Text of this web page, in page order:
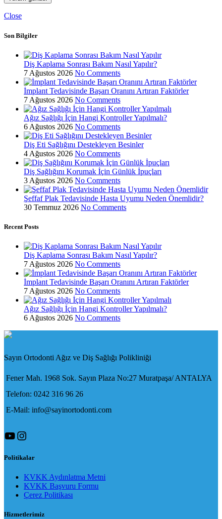
Close
Son Bilgiler
Diş Kaplama Sonrası Bakım Nasıl Yapılır?
7 Ağustos 2026 No Comments
İmplant Tedavisinde Başarı Oranını Artıran Faktörler
7 Ağustos 2026 No Comments
Ağız Sağlığı İçin Hangi Kontroller Yapılmalı?
6 Ağustos 2026 No Comments
Diş Eti Sağlığını Destekleyen Besinler
4 Ağustos 2026 No Comments
Diş Sağlığını Korumak İçin Günlük İpuçları
3 Ağustos 2026 No Comments
Şeffaf Plak Tedavisinde Hasta Uyumu Neden Önemlidir?
30 Temmuz 2026 No Comments
Recent Posts
Diş Kaplama Sonrası Bakım Nasıl Yapılır?
7 Ağustos 2026 No Comments
İmplant Tedavisinde Başarı Oranını Artıran Faktörler
7 Ağustos 2026 No Comments
Ağız Sağlığı İçin Hangi Kontroller Yapılmalı?
6 Ağustos 2026 No Comments
Sayın Ortodonti Ağız ve Diş Sağlığı Polikliniği
Fener Mah. 1968 Sok. Sayın Plaza No:27 Muratpaşa/ ANTALYA
Telefon: 0242 316 96 26
E-Mail: info@sayinortodonti.com
YouTube
Instagram
Politikalar
KVKK Aydınlatma Metni
KVKK Başvuru Formu
Çerez Politikası
Hizmetlerimiz